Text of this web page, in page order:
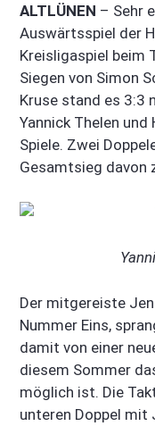
ALTLÜNEN – Sehr
Auswärtsspiel der
Kreisligaspiel beim
Siegen von Simon
Kruse stand es 3:3
Yannick Thelen und
Spiele. Zwei
Gesamtsieg davon
Der mitgereiste
Nummer Eins,
damit von einer
diesem Sommer
möglich ist. Die
unteren Doppel mit